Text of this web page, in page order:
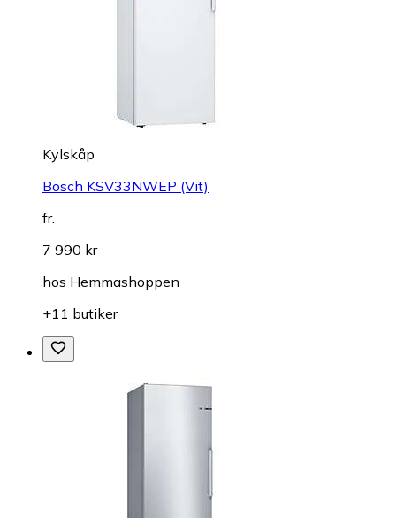
Kylskåp
Bosch KSV33NWEP (Vit)
fr.
7 990 kr
hos Hemmashoppen
+11 butiker